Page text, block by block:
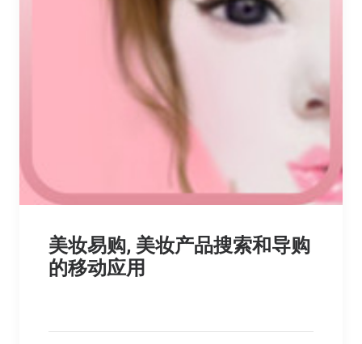
美妆易购, 美妆产品搜索和导购
的移动应用